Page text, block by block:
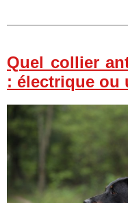
Quel collier
: électrique ou